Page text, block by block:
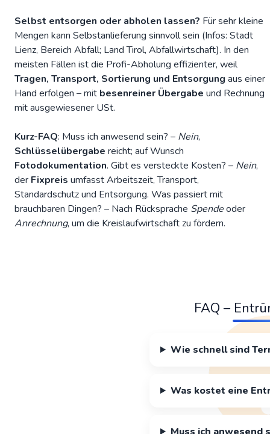
Selbst entsorgen oder abholen lassen? Für sehr kleine
Mengen kann Selbstanlieferung sinnvoll sein (Infos: Stadt
Lienz, Bereich Abfall; Land Tirol, Abfallwirtschaft). In den
meisten Fällen ist die Profi-Abholung effizienter, weil
Tragen, Transport, Sortierung und Entsorgung aus einer
Hand erfolgen – mit besenreiner Übergabe und Rechnung
mit ausgewiesener USt.
Kurz-FAQ: Muss ich anwesend sein? – Nein,
Schlüsselübergabe reicht; auf Wunsch
Fotodokumentation. Gibt es versteckte Kosten? – Nein,
der Fixpreis umfasst Arbeitszeit, Transport,
Standardschutz und Entsorgung. Was passiert mit
brauchbaren Dingen? – Nach Rücksprache Spendeoder
Anrechnung, um die Kreislaufwirtschaftzu fördern.
FAQ –
Wie schnell sind
Was kostet eine